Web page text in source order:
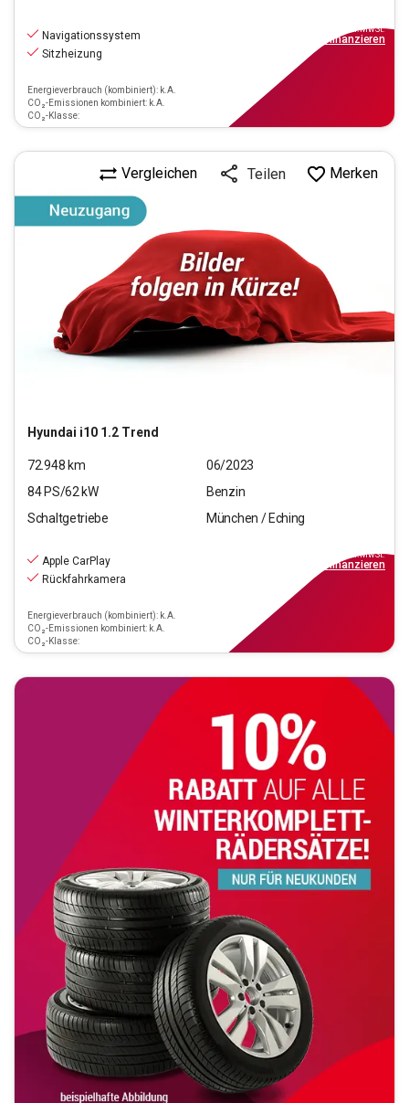
Navigationssystem
Sitzheizung
Energieverbrauch (kombiniert): k.A.
CO₂-Emissionen kombiniert: k.A.
CO₂-Klasse:
inkl.MwSt.
finanzieren
Hyundai i10 1.2 Trend
Vergleichen Teilen Merken
72.948 km
06/2023
84PS/62 kW
Benzin
Schaltgetriebe
München / Eching
Apple CarPlay
Rückfahrkamera
Energieverbrauch (kombiniert): k.A.
CO₂-Emissionen kombiniert: k.A.
CO₂-Klasse:
inkl.MwSt.
finanzieren